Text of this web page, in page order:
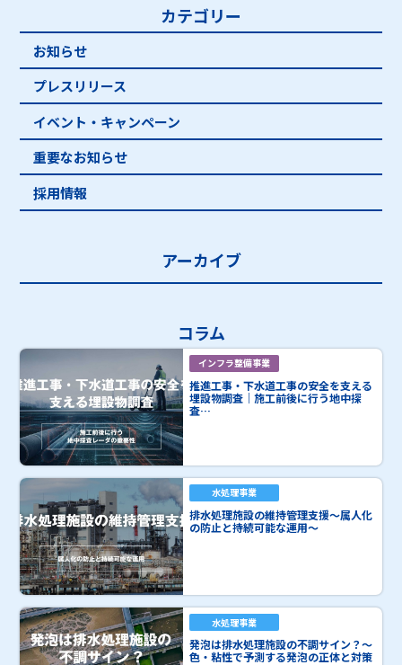
カテゴリー
お知らせ
プレスリリース
イベント・キャンペーン
重要なお知らせ
採用情報
アーカイブ
コラム
インフラ整備事業
推進工事・下水道工事の安全を支える
埋設物調査｜施工前後に行う地中探
査…
水処理事業
排水処理施設の維持管理支援～属人化
の防止と持続可能な運用～
水処理事業
発泡は排水処理施設の不調サイン？～
色・粘性で予測する発泡の正体と対策